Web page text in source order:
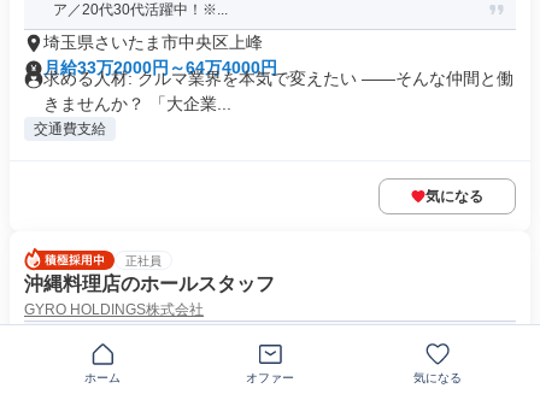
ア／20代30代活躍中！※...
埼玉県さいたま市中央区上峰
月給33万2000円～64万4000円
求める人材: クルマ業界を本気で変えたい ――そんな仲間と働
きませんか？ 「大企業...
交通費支給
気になる
正社員
沖縄料理店のホールスタッフ
GYRO HOLDINGS株式会社
【和食の経験者大歓迎】企業規模拡大中！昇給・昇格チャンス◎
ホーム オファー 気になる